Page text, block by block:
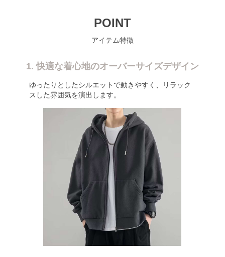
POINT
アイテム特徴
1. 快適な着心地のオーバーサイズデザイン
ゆったりとしたシルエットで動きやすく、リラック
スした雰囲気を演出します。